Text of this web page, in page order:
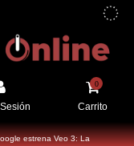
0
Carrito
estrena Veo 3: La